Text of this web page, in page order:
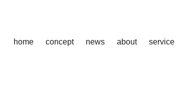
home concept news about service